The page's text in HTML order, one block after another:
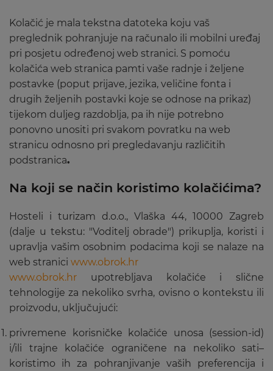
Kolačić je mala tekstna datoteka koju vaš
preglednik pohranjuje na računalo ili mobilni uređaj
pri posjetu određenoj web stranici. S pomoću
kolačića web stranica pamti vaše radnje i željene
postavke (poput prijave, jezika, veličine fonta i
drugih željenih postavki koje se odnose na prikaz)
tijekom duljeg razdoblja, pa ih nije potrebno
ponovno unositi pri svakom povratku na web
stranicu odnosno pri pregledavanju različitih
podstranica.
Na koji se način koristimo kolačićima?
Hosteli i turizam d.o.o., Vlaška 44, 10000 Zagreb
(dalje u tekstu: "Voditelj obrade") prikuplja, koristi i
upravlja vašim osobnim podacima koji se nalaze na
web stranici www.obrok.hr
www.obrok.hr upotrebljava kolačiće i slične
tehnologije za nekoliko svrha, ovisno o kontekstu ili
proizvodu, uključujući:
privremene korisničke kolačiće unosa (session-id)
i/ili trajne kolačiće ograničene na nekoliko sati–
koristimo ih za pohranjivanje vaših preferencija i